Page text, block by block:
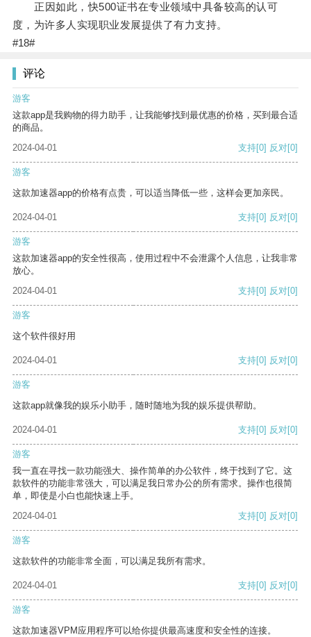
正因如此，快500证书在专业领域中具备较高的认可
度，为许多人实现职业发展提供了有力支持。
#18#
评论
游客
这款app是我购物的得力助手，让我能够找到最优惠的价格，买到最合适
的商品。
2024-04-01
支持[0] 反对[0]
游客
这款加速器app的价格有点贵，可以适当降低一些，这样会更加亲民。
2024-04-01 支持[0] 反对[0]
游客
这款加速器app的安全性很高，使用过程中不会泄露个人信息，让我非常
放心。
2024-04-01
支持[0] 反对[0]
游客
这个软件很好用
2024-04-01 支持[0] 反对[0]
游客
这款app就像我的娱乐小助手，随时随地为我的娱乐提供帮助。
2024-04-01 支持[0] 反对[0]
游客
我一直在寻找一款功能强大、操作简单的办公软件，终于找到了它。这
款软件的功能非常强大，可以满足我日常办公的所有需求。操作也很简
单，即使是小白也能快速上手。
2024-04-01
支持[0] 反对[0]
游客
这款软件的功能非常全面，可以满足我所有需求。
2024-04-01 支持[0] 反对[0]
游客
这款加速器VPM应用程序可以给你提供最高速度和安全性的连接。